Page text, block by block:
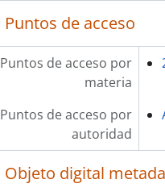
Puntos de acceso
Puntos de acceso por
materia
Puntos de acceso por
autoridad
Objeto digital